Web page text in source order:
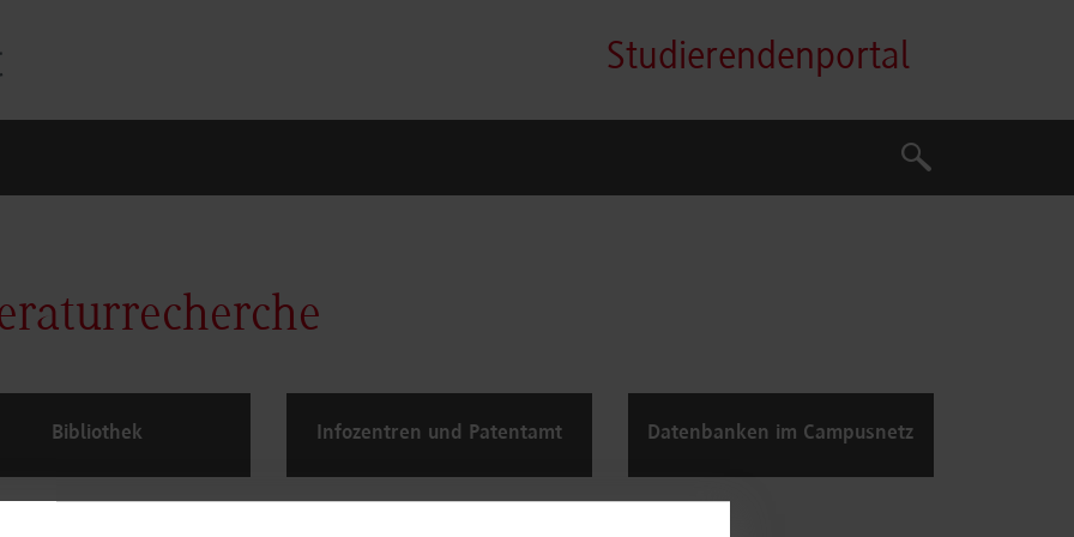
Studierendenportal
Suche
Suche
Bibliothek Infozentren und Patentamt Datenbanken im Campusnetz